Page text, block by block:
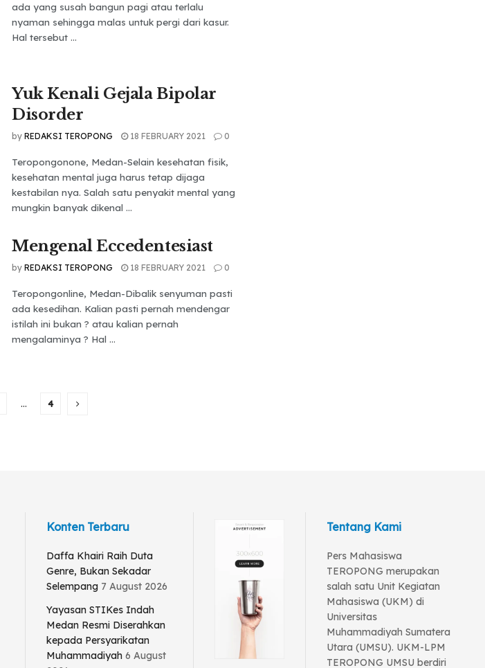
ada yang susah bangun pagi atau terlalu
nyaman sehingga malas untuk pergi dari kasur.
Hal tersebut ...
Yuk Kenali Gejala Bipolar
Disorder
by REDAKSI TEROPONG 18 FEBRUARY 2021 0
Teropongonone, Medan-Selain kesehatan fisik,
kesehatan mental juga harus tetap dijaga
kestabilan nya. Salah satu penyakit mental yang
mungkin banyak dikenal ...
Mengenal Eccedentesiast
by REDAKSI TEROPONG 18 FEBRUARY 2021 0
Teropongonline, Medan-Dibalik senyuman pasti
ada kesedihan. Kalian pasti pernah mendengar
istilah ini bukan ? atau kalian pernah
mengalaminya ? Hal ...
… 4
Konten Terbaru
Daffa Khairi Raih Duta
Genre, Bukan Sekadar
Selempang 7 August 2026
Yayasan STIKes Indah
Medan Resmi Diserahkan
kepada Persyarikatan
Muhammadiyah 6 August
Tentang Kami
Pers Mahasiswa
TEROPONG merupakan
salah satu Unit Kegiatan
Mahasiswa (UKM) di
Universitas
Muhammadiyah Sumatera
Utara (UMSU). UKM-LPM
TEROPONG UMSU berdiri